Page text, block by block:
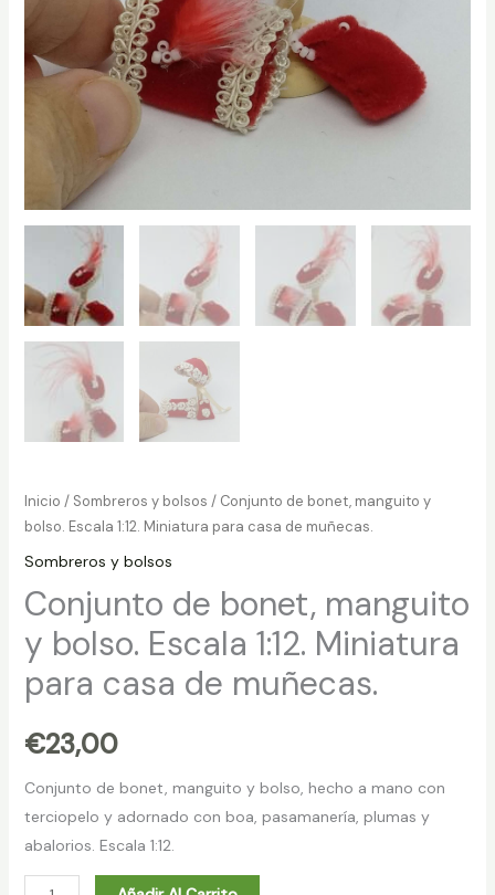
Inicio / Sombreros y bolsos / Conjunto de bonet, manguito y
bolso. Escala 1:12. Miniatura para casa de muñecas.
Sombreros y bolsos
Conjunto de bonet, manguito
y bolso. Escala 1:12. Miniatura
para casa de muñecas.
€23,00
Conjunto de bonet, manguito y bolso, hecho a mano con
terciopelo y adornado con boa, pasamanería, plumas y
abalorios. Escala 1:12.